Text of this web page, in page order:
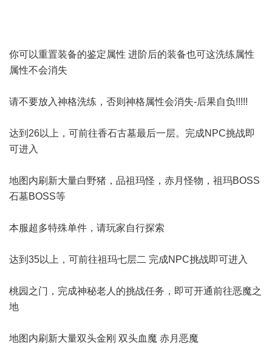
你可以重置装备的鉴定属性 进阶后的装备也可这洗练属性
属性不会消失
请不要放入神格洗练，否则神格属性会消失-后果自负!!!!!
达到26以上，可前往香石古墓最后一层。完成NPC挑战即
可进入
地图内刷新大量白野猪，品祖玛怪，赤月怪物，祖玛BOSS
石墓BOSS等
本服超多特殊单件，请玩家自行探索
达到35以上，可前往祖玛七层二 完成NPC挑战即可进入
桃园之门，完成神秘老人的挑战任务，即可开通前往恶魔之
地
地图内刷新大量双头金刚 双头血魔 赤月恶魔